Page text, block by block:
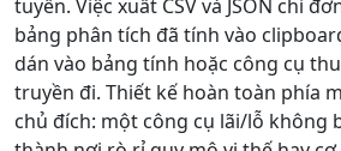
tuyến. Việc xuất CSV và JSON chỉ
bảng phân tích đã tính vào
dán vào bảng tính hoặc công cụ
truyền đi. Thiết kế hoàn toàn phía
chủ đích: một công cụ lãi/lỗ không